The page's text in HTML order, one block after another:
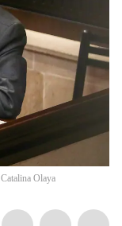
Catalina Olaya